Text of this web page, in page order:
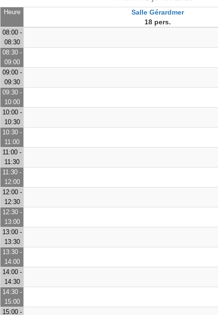
Heure
Salle Gérardmer
18 pers.
08:00 -
08:30
08:30 -
09:00
09:00 -
09:30
09:30 -
10:00
10:00 -
10:30
10:30 -
11:00
11:00 -
11:30
11:30 -
12:00
12:00 -
12:30
12:30 -
13:00
13:00 -
13:30
13:30 -
14:00
14:00 -
14:30
14:30 -
15:00
15:00 -